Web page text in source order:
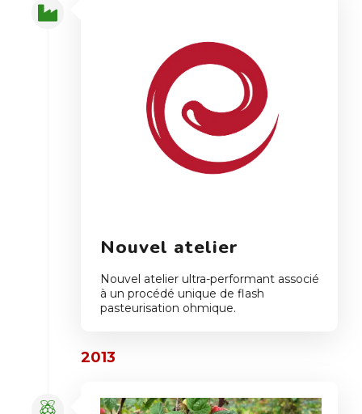
Nouvel atelier
Nouvel atelier ultra-performant associé
à un procédé unique de flash
pasteurisation ohmique.
2013